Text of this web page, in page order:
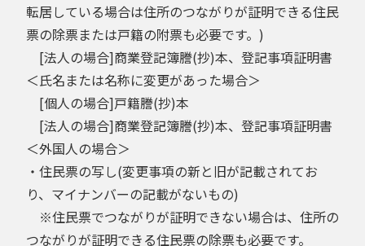
転居している場合は住所のつながりが証明できる住民
票の除票または戸籍の附票も必要です。)
[法人の場合]商業登記簿謄(抄)本、登記事項証明書
＜氏名または名称に変更があった場合＞
[個人の場合]戸籍謄(抄)本
[法人の場合]商業登記簿謄(抄)本、登記事項証明書
＜外国人の場合＞
・住民票の写し(変更事項の新と旧が記載されてお
り、マイナンバーの記載がないもの)
※住民票でつながりが証明できない場合は、住所の
つながりが証明できる住民票の除票も必要です。